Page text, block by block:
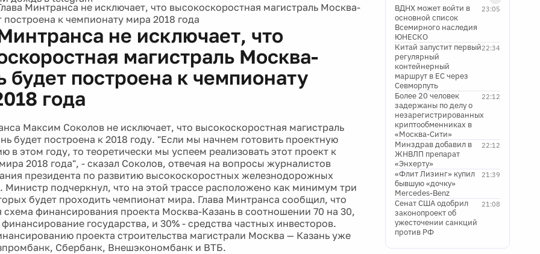
Минтранса не исключает, что высокоскоростная магистраль Москва-
построена к чемпионату мира 2018 года
не исключает, что
магистраль Москва-
будет построена к чемпионату
года
Максим Соколов не исключает, что высокоскоростная магистраль
будет построена к 2018 году. "Если мы начнем готовить проектную
в этом году, то теоретически мы успеем реализовать этот проект к
2018 года", - сказал Соколов, отвечая на вопросы журналистов
президента по развитию высокоскоростных железнодорожных
Министр подчеркнул, что на этой трассе расположено как минимум три
будет проходить чемпионат мира. Глава Минтранса сообщил, что
схема финансирования проекта Москва-Казань в соотношении 70 на 30,
финансирование государства, и 30% - средства частных инвесторов.
проекта строительства магистрали Москва — Казань уже
Сбербанк, Внешэкономбанк и ВТБ.
23:05
ВДНХ может войти в
основной список
Всемирного наследия
ЮНЕСКО
22:34
Китай запустит первый
регулярный
контейнерный
маршрут в ЕС через
Севморпуть
22:12
Более 20 человек
задержаны по делу о
незарегистрированных
криптообменниках в
«Москва-Сити»
22:12
Минздрав добавил в
ЖНВЛП препарат
«Энхерту»
21:39
«Флит Лизинг» купил
бывшую «дочку»
Mercedes-Benz
21:08
Сенат США одобрил
законопроект об
ужесточении санкций
против РФ